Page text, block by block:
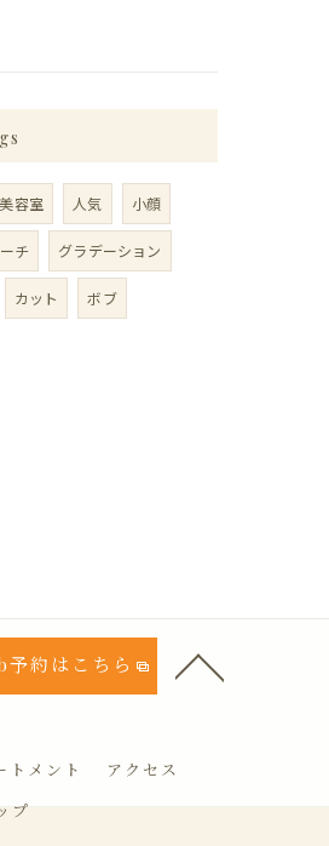
美容室 人気 小顔
チ グラデーション
カット ボブ
予約はこちら
トメント
アクセス
プ